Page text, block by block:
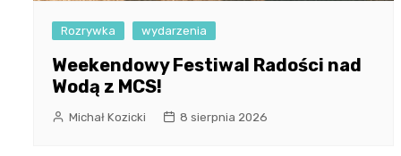
Rozrywka wydarzenia
Weekendowy Festiwal Radości nad
Wodą z MCS!
Michał Kozicki 8 sierpnia 2026